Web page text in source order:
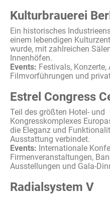
Kulturbrauerei
Ein historisches
einem lebendigen
wurde, mit zahlreichen
Innenhöfen.
Events: Festivals, Konzerte,
Filmvorführungen und
Estrel Congress
Teil des größten Hotel- und
Kongresskomplexes
die Eleganz und
Ausstattung verbindet.
Events: Internationale
Firmenveranstaltungen,
Ausstellungen und Gala-
Radialsystem V